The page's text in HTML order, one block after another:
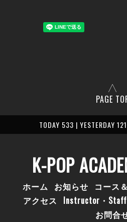
PAGE
TODAY 533 | YESTERDAY
K-POP
ホーム お知らせ コース
アクセス
Instructor・Staff
お問合